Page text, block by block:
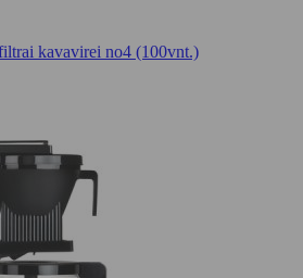
kavavirei no4 (100vnt.)